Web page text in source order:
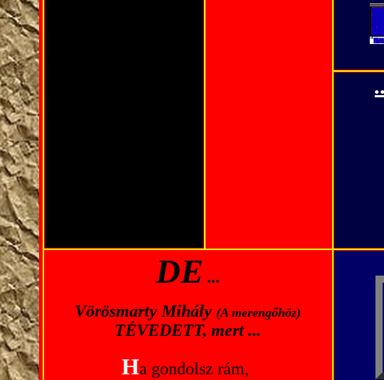
DE ...
Vörösmarty Mihály (A merengőhöz)
TÉVEDETT, mert ...
Ha gondolsz rám,